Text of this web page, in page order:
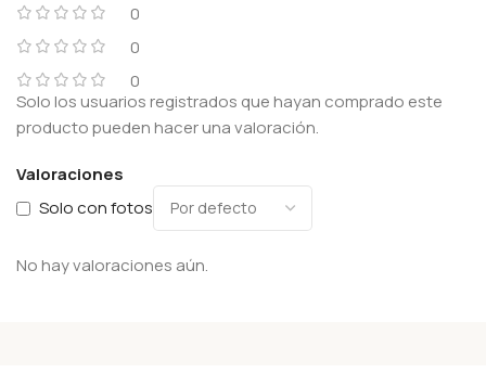
0
0
0
Valoraciones
Solo con fotos
No hay valoraciones aún.
Solo los usuarios registrados que hayan comprado este
producto pueden hacer una valoración.